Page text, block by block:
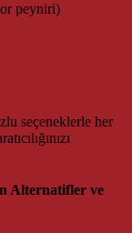
peyniri)
seçeneklerle her
Alternatifler ve